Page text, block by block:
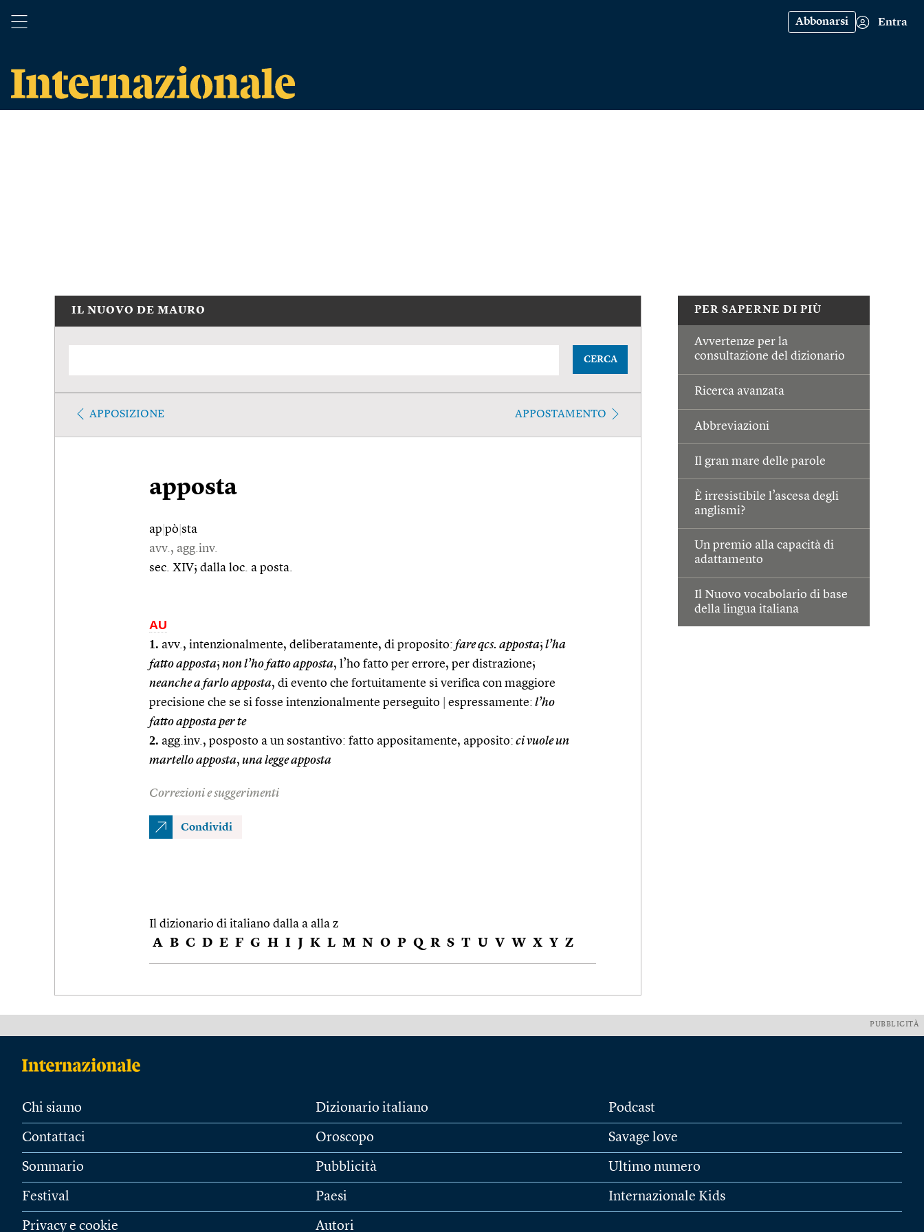
Abbonarsi Entra
PER SAPERNE DI PIÙ
Avvertenze per la
consultazione del dizionario
Ricerca avanzata
Abbreviazioni
Il gran mare delle parole
È irresistibile l’ascesa degli
anglismi?
Un premio alla capacità di
adattamento
Il Nuovo vocabolario di base
della lingua italiana
IL NUOVO DE MAURO
CERCA
APPOSIZIONE APPOSTAMENTO
apposta
ap pò sta
avv., agg.inv.
sec. XIV; dalla loc. a posta.
AU
1. avv., intenzionalmente, deliberatamente, di proposito: fare qcs. apposta; l’ha
fatto apposta; non l’ho fatto apposta, l’ho fatto per errore, per distrazione;
neanche a farlo apposta, di evento che fortuitamente si verifica con maggiore
precisione che se si fosse intenzionalmente perseguito
espressamente: l’ho
fatto apposta per te
2. agg.inv., posposto a un sostantivo: fatto appositamente, apposito: ci vuole un
martello apposta, una legge apposta
Correzioni e suggerimenti
Condividi
Il dizionario di italiano dalla a alla z
A B C D E F G H I J K L M N O P Q R S T U V W X Y Z
PUBBLICITÀ
Chi siamo
Contattaci
Sommario
Festival
Privacy e cookie
Dizionario italiano
Oroscopo
Pubblicità
Paesi
Autori
Podcast
Savage love
Ultimo numero
Internazionale Kids